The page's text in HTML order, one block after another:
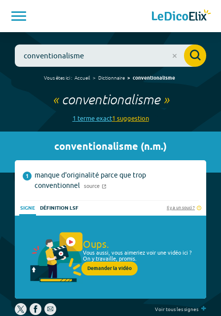
Vous êtes ici : Accueil Dictionnaire conventionalisme
« conventionalisme»
1 termeexact1 suggestion
conventionalisme (n.m.)
1
manque d'originalité parce que trop
conventionnel
source
SIGNE DÉFINITION LSF Il y a un souci ?
Oups.
Vous aussi, vous aimeriez voir une vidéo ici ?
On y travaille, promis.
Demander la vidéo
Voir tous les signes +